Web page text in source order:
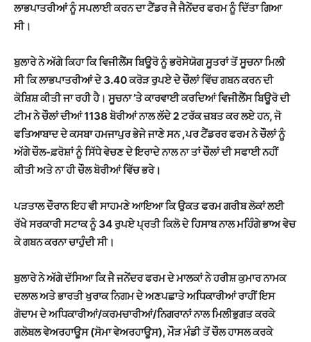
ਲਾਭਪਾਤਰੀਆਂ ਨੂੰ ਸਪਲਾਈ ਕਰਨ ਦਾ ਟੈਂਡਰ ਜੈ ਜੈਨੇਂਦਰ ਫਰਮ ਨੂੰ ਦਿੱਤਾ ਗਿਆ
ਸੀ।
ਬੁਲਾਰੇ ਨੇ ਅੱਗੇ ਕਿਹਾ ਕਿ ਵਿਜੀਲੈਂਸ ਬਿਊਰੋ ਨੂੰ ਭਰੋਸੇਯੋਗ ਸੂਤਰਾਂ ਤੋਂ ਸੂਚਨਾ ਮਿਲੀ
ਸੀ ਕਿ ਲਾਭਪਾਤਰੀਆਂ ਦੇ 3.40 ਕਰੋੜ ਰੁਪਏ ਦੇ ਚੌਲਾਂ ਵਿੱਚ ਗਬਨ ਕਰਨ ਦੀ
ਕੋਸ਼ਿਸ਼ ਕੀਤੀ ਜਾ ਰਹੀ ਹੈ। ਸੂਚਨਾ ’ਤੇ ਕਾਰਵਾਈ ਕਰਦਿਆਂ ਵਿਜੀਲੈਂਸ ਬਿਊਰੋ ਦੀ
ਟੀਮ ਨੇ ਚੌਲਾਂ ਦੀਆਂ 1138 ਬੋਰੀਆਂ ਨਾਲ ਲੱਦੇ 2 ਟਰੱਕ ਜ਼ਬਤ ਕਰ ਲਏ ਹਨ, ਜੋ
ਫਤਿਆਬਾਦ ਦੇ ਕਸਬਾ ਹਮਜਾਪੁਰ ਭੇਜੇ ਜਾਣੇ ਸਨ ,ਪਰ ਟੈਂਡਰਰ ਫਰਮ ਨੇ ਚੌਲਾਂ ਨੂੰ
ਅੱਗੇ ਚੌਲ-ਫ਼ਰੋਸ਼ਾਂ ਨੂੰ ਸਿੱਧੇ ਵੇਚਣ ਦੇ ਇਰਾਦੇ ਨਾਲ ਨਾ ਤਾਂ ਚੌਲਾਂ ਦੀ ਸਫਾਈ ਨਹੀਂ
ਕੀਤੀ ਅਤੇ ਨਾ ਹੀ ਚੌਲ ਬੋਰੀਆਂ ਵਿੱਚ ਭਰੇ।
ਪੜਤਾਲ ਦੌਰਾਨ ਇਹ ਵੀ ਸਾਹਮਣੇ ਆਇਆ ਕਿ ਉਕਤ ਫਰਮ ਗਰੀਬ ਲੋਕਾਂ ਲਈ
ਰੱਖੇ ਸਰਕਾਰੀ ਸਟਾਕ ਨੂੰ 34 ਰੁਪਏ ਪ੍ਰਤੀ ਕਿਲੋ ਦੇ ਹਿਸਾਬ ਨਾਲ ਮਹਿੰਗੇ ਭਾਅ ਵੇਚ
ਕੇ ਗਬਨ ਕਰਨਾ ਚਾਹੁੰਦੀ ਸੀ।
ਬੁਲਾਰੇ ਨੇ ਅੱਗੇ ਦੱਸਿਆ ਕਿ ਜੈ ਜਨੇਂਦਰ ਫਰਮ ਦੇ ਮਾਲਕਾਂ ਨੇ ਹਰੀਸ਼ ਕੁਮਾਰ ਨਾਮਕ
ਦਲਾਲ ਅਤੇ ਭਾਰਤੀ ਖੁਰਾਕ ਨਿਗਮ ਦੇ ਅਣਪਛਾਤੇ ਅਧਿਕਾਰੀਆਂ ਰਾਹੀਂ ਇਸ
ਗੋਦਾਮ ਦੇ ਅਧਿਕਾਰੀਆਂ/ਕਰਮਚਾਰੀਆਂ/ਨਿਗਰਾਨਾਂ ਨਾਲ ਮਿਲੀਭੁਗਤ ਕਰਕੇ
ਗਲੋਬਲ ਵੇਅਰਹਾਊਸ (ਸੋਮਾ ਵੇਅਰਹਾਊਸ), ਮੌੜ ਮੰਡੀ ਤੋਂ ਚੌਲ ਹਾਸਲ ਕਰਕੇ